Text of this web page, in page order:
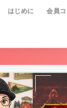
はじめに 会員